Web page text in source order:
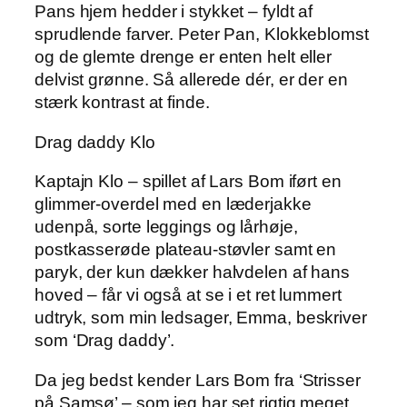
Pans hjem hedder i stykket – fyldt af
sprudlende farver. Peter Pan, Klokkeblomst
og de glemte drenge er enten helt eller
delvist grønne. Så allerede dér, er der en
stærk kontrast at finde.
Drag daddy Klo
Kaptajn Klo – spillet af Lars Bom iført en
glimmer-overdel med en læderjakke
udenpå, sorte leggings og lårhøje,
postkasserøde plateau-støvler samt en
paryk, der kun dækker halvdelen af hans
hoved – får vi også at se i et ret lummert
udtryk, som min ledsager, Emma, beskriver
som ‘Drag daddy’.
Da jeg bedst kender Lars Bom fra ‘Strisser
på Samsø’ – som jeg har set rigtig meget